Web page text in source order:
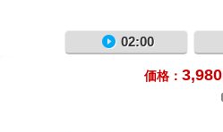
02:00
価格： 3,980